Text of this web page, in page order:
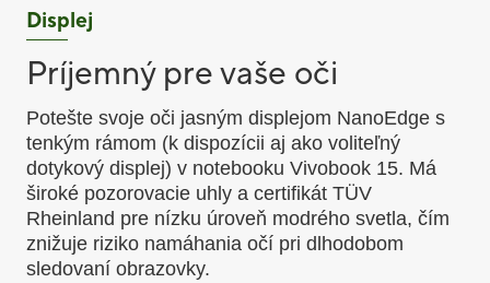
Displej
Príjemný pre vaše oči
Potešte svoje oči jasným displejom NanoEdge s
tenkým rámom (k dispozícii aj ako voliteľný
dotykový displej) v notebooku Vivobook 15. Má
široké pozorovacie uhly a certifikát TÜV
Rheinland pre nízku úroveň modrého svetla, čím
znižuje riziko namáhania očí pri dlhodobom
sledovaní obrazovky.